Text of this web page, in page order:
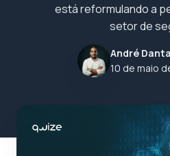
está reformulando a
setor de
André
10 de maio